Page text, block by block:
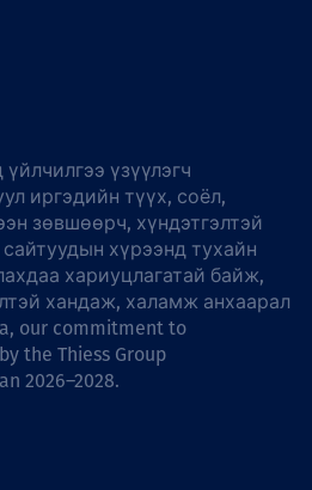
үзүүлэгч
иргэдийн түүх, соёл,
зөвшөөрч, хүндэтгэлтэй
хүрээнд тухайн
хариуцлагатай байж,
хандаж, халамж анхаарал
our commitment to
the Thiess Group
2026–2028.